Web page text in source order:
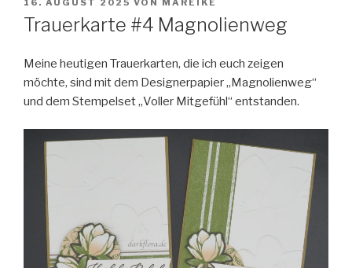
AM
16. AUGUST 2025 VON MAREIKE
Trauerkarte #4 Magnolienweg
Meine heutigen Trauerkarten, die ich euch zeigen
möchte, sind mit dem Designerpapier „Magnolienweg“
und dem Stempelset „Voller Mitgefühl“ entstanden.